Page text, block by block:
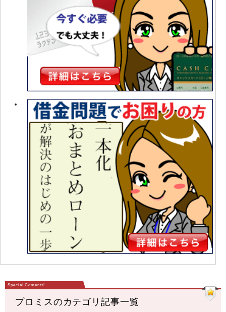
プロミスのカテゴリ記事一覧